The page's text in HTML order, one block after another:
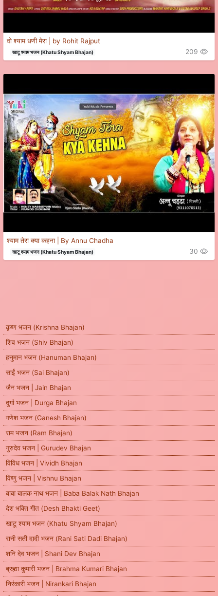
कृष्ण भजन (Krishna Bhajan)
शिव भजन (Shiv Bhajan)
हनुमान भजन (Hanuman Bhajan)
साईं भजन (Sai Bhajan)
जैन भजन | Jain Bhajan
दुर्गा भजन | Durga Bhajan
गणेश भजन (Ganesh Bhajan)
राम भजन (Ram Bhajan)
गुरुदेव भजन | Gurudev Bhajan
विविध भजन | Vividh Bhajan
विष्णु भजन | Vishnu Bhajan
बाबा बालक नाथ भजन | Baba Balak Nath Bhajan
देश भक्ति गीत (Desh Bhakti Geet)
खाटू श्याम भजन (Khatu Shyam Bhajan)
रानी सती दादी भजन (Rani Sati Dadi Bhajan)
शनि देव भजन | Shani Dev Bhajan
ब्रह्मा कुमारी भजन | Brahma Kumari Bhajan
निरंकारी भजन | Nirankari Bhajan
वो श्याम धणी मेरा | by Rohit Rajput
खाटू श्याम भजन (Khatu Shyam Bhajan) 209
श्याम तेरा क्या कहना | By Annu Chadha
खाटू श्याम भजन (Khatu Shyam Bhajan) 30